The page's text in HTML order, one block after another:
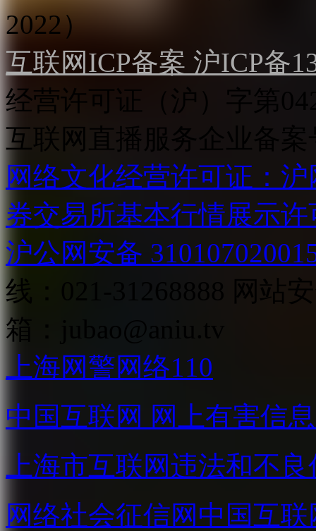
2022）
互联网ICP备案 沪ICP备
经营许可证（沪）字第
互联网直播服务企业备案
网络文化经营许可证：
券交易所基本行情展示许
沪公网安备
线：021-31268888
箱：
上海网警网络110
中国互联网 网上有害信
上海市互联网违法和不
网络社会征信网 中国互